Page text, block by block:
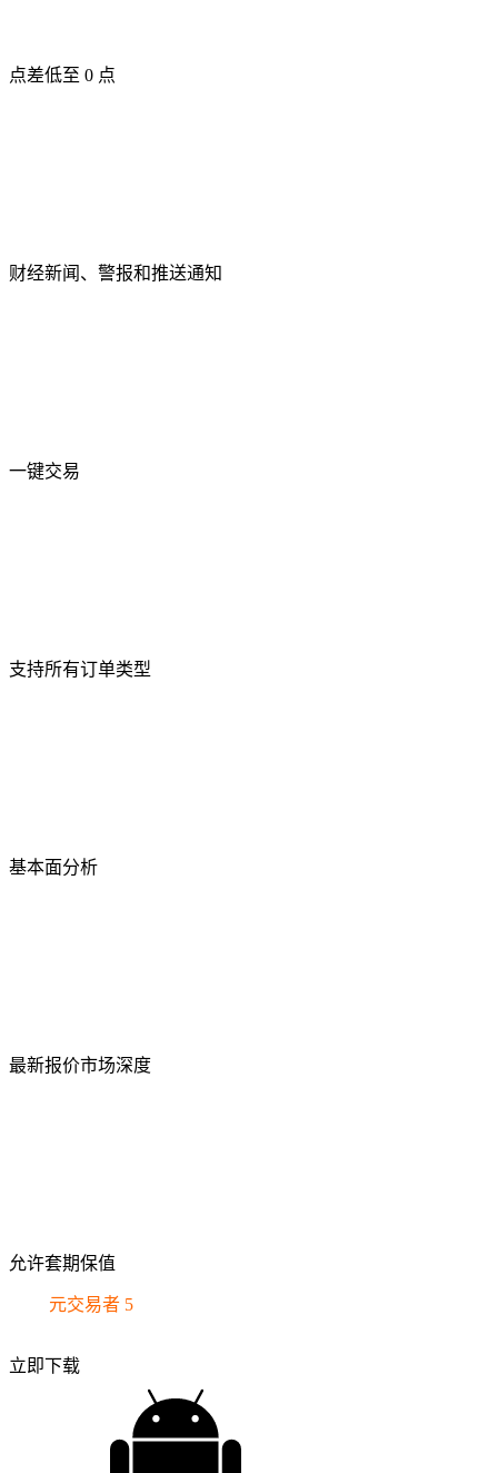
点差低至 0 点
财经新闻、警报和推送通知
一键交易
支持所有订单类型
基本面分析
最新报价市场深度
允许套期保值
元交易者 5
立即下载